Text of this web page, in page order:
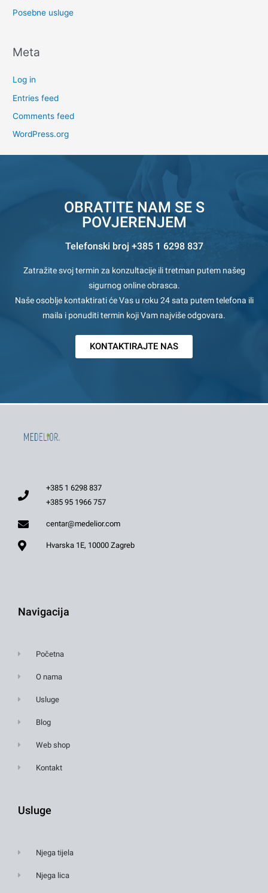
Posebne usluge
Meta
Log in
Entries feed
Comments feed
WordPress.org
OBRATITE NAM SE S
POVJERENJEM
Telefonski broj +385 1 6298 837
Zatražite svoj termin za konzultacije ili tretman putem našeg
sigurnog online obrasca.
Naše osoblje kontaktirati će Vas u roku 24 sata putem telefona ili
maila i ponuditi termin koji Vam najviše odgovara.
KONTAKTIRAJTE NAS
+385 1 6298 837
+385 95 1966 757
centar@medelior.com
Hvarska 1E, 10000 Zagreb
Navigacija
Početna
O nama
Usluge
Blog
Web shop
Kontakt
Usluge
Njega tijela
Njega lica